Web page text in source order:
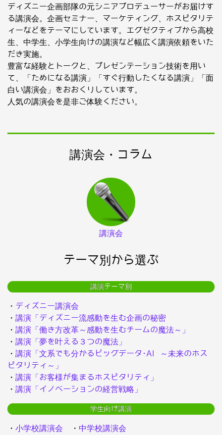
ディズニー企画部隊の元シニアプロデューサーがお届けす
る講演会。企画セミナー、マーケティング、ホスピタリテ
ィーなどをテーマにしています。エグゼクティブから高校
生、中学生、小学生向けの講演など幅広く講演依頼をいた
だき実施。
豊富な経験とトークと、プレゼンテーション技術を用い
て、「ためになる講演」「すぐ行動したくなる講演」「面
白い講演会」をおおくりしています。
人気の講演会を是非ご体験ください。
講演会・コラム
講演会
テーマ別から選ぶ
講演テーマ別
・ ディズニー講演会
・ 講演「ディズニー流感動を生む企画の秘密
・ 講演「働き方改革～感動を生むチームの魔法～」
・ 講演「夢を叶える３つの魔法」
・ 講演「文系でも分かるビッグデータ･AI ～未来のホス
ピタリティ～」
・ 講演「お客様が集まるホスピタリティ」
・ 講演「イノベーションの経営戦略」
学生向け講演
・ 小学校講演会 ・ 中学校講演会